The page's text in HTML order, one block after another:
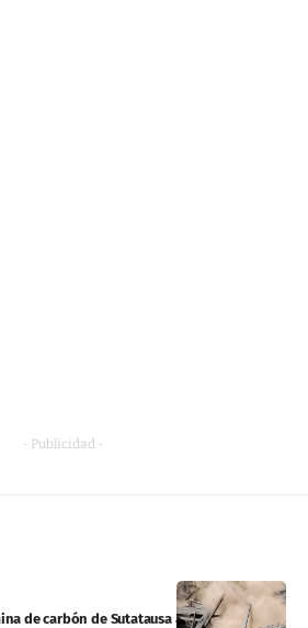
- Publicidad -
de carbón de Sutatausa activa operativo